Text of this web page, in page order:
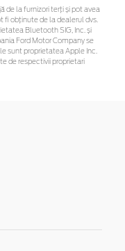
de la furnizori terți și pot avea
fi obținute de la dealerul dvs.
Bluetooth SIG, Inc. și
Ford Motor Company se
sunt proprietatea Apple Inc.
de respectivii proprietari